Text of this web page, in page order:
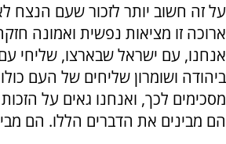
על זה חשוב יותר לזכור שעם הנצח
ארוכה זו מציאות נפשית ואמונה
אנחנו, עם ישראל שבארצו, שליחי עם
ביהודה ושומרון שליחים של העם
מסכימים לכך, ואנחנו גאים על
הם מבינים את הדברים הללו. הם